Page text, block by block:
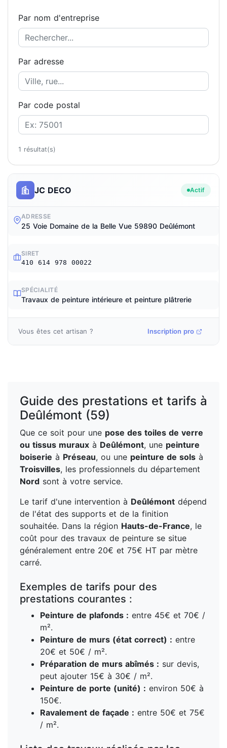
JC DECO Actif
ADRESSE
25 Voie Domaine de la Belle Vue 59890 Deûlémont
SIRET
410 614 978 00022
SPÉCIALITÉ
Travaux de peinture intérieure et peinture plâtrerie
Vous êtes cet artisan ? Inscription pro
Par nom d'entreprise
Par adresse
Par code postal
1 résultat(s)
Guide des prestations et tarifs à
Deûlémont (59)
Que ce soit pour une pose des toiles de verre
ou tissus muraux à Deûlémont, une peinture
boiserie à Préseau, ou une peinture de sols à
Troisvilles, les professionnels du département
Nord sont à votre service.
Le tarif d'une intervention à Deûlémont dépend
de l'état des supports et de la finition
souhaitée. Dans la région Hauts-de-France, le
coût pour des travaux de peinture se situe
généralement entre 20€ et 75€ HT par mètre
carré.
Exemples de tarifs pour des
prestations courantes :
Peinture de plafonds : entre 45€ et 70€ /
m².
Peinture de murs (état correct) : entre
20€ et 50€ / m².
Préparation de murs abîmés : sur devis,
peut ajouter 15€ à 30€ / m².
Peinture de porte (unité) : environ 50€ à
150€.
Ravalement de façade : entre 50€ et 75€
/ m².